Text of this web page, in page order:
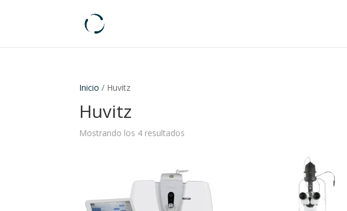
Inicio / Huvitz
Huvitz
Mostrando los 4 resultados